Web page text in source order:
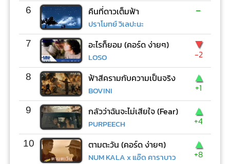
6 คืนที่ดาวเต็มฟ้า
ปราโมทย์ วิเลปะนะ
-
7 อะไรก็ยอม (คอร์ด ง่ายๆ)
LOSO
▼
-2
8 ฟ้าสีครามกับความเป็นจริง
BOVINI
▲
+1
9 กลัวว่าฉันจะไม่เสียใจ (Fear)
PURPEECH
▲
+4
10 ตามตะวัน (คอร์ด ง่ายๆ)
NUM KALA x แอ๊ด คาราบาว
▲
+8